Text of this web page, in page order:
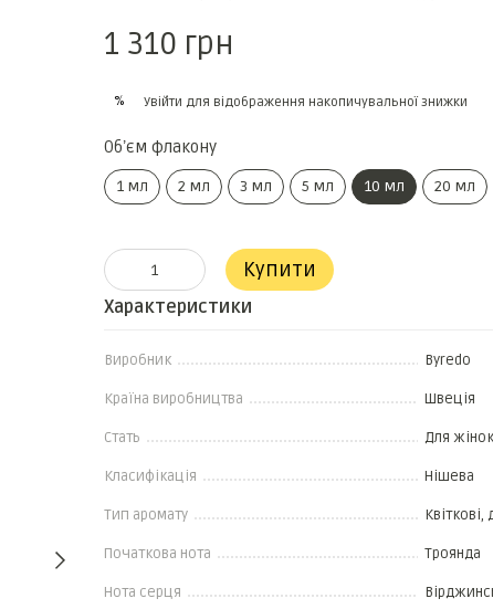
1 310 грн
% Увійти для відображення накопичувальної знижки
Обʼєм флакону
1 мл 2 мл 3 мл 5 мл 10 мл 20 мл
Купити
Характеристики
Виробник Byredo
Країна виробництва Швеція
Стать Для
Класифікація Нішева
Тип аромату Квіткові,
Початкова нота Троянда
Нота серця